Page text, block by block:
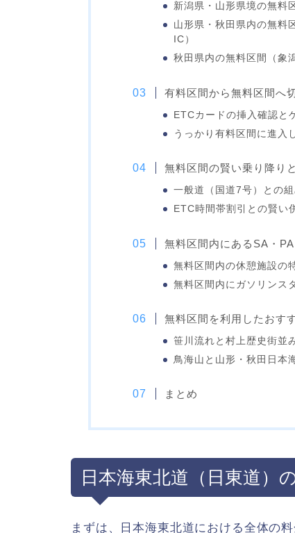
新潟県・山形県境の無料
山形県・秋田県内の無料
IC）
秋田県内の無料区間（象
有料区間から無料区間へ
ETCカードの挿入確認と
うっかり有料区間に進入
無料区間の賢い乗り降り
一般道（国道7号）との
ETC時間帯割引との賢い
無料区間内にあるSA・
無料区間内の休憩施設の
無料区間内にガソリンス
無料区間を利用したおす
笹川流れと村上歴史街並
鳥海山と山形・秋田日本
まとめ
日本海東北道（日東道）
まずは、日本海東北道における全体の